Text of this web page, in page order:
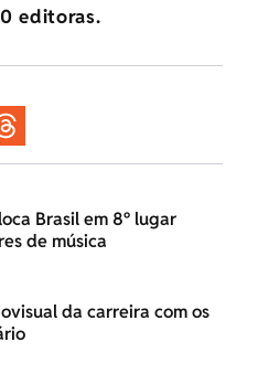
editoras.
Brasil em 8º lugar
de música
da carreira com os